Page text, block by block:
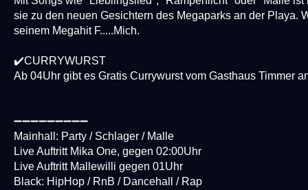
sie zu den neuen Gesichtern des Megaparks an der Playa.
seinem Megahit F.....Mich.
✔️CURRYWURST
Ab 04Uhr gibt es Gratis Currywurst vom Gasthaus Timmer
➖➖➖➖➖➖➖➖➖
Mainhall: Party / Schlager / Malle
Live Auftritt Mika One, gegen 02:00Uhr
Live Auftritt Mallewilli gegen 01Uhr
Black: HipHop / RnB / Dancehall / Rap